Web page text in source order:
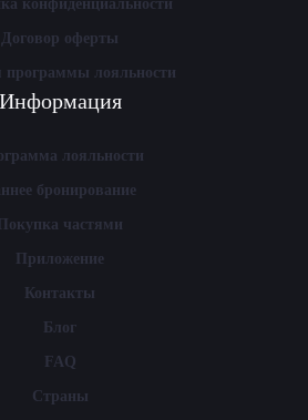
конфиденциальности
Договор оферты
программы лояльности
Информация
лояльности
бронирование
Покупка частями
Приложение
Контакты
Блог
FAQ
Страны